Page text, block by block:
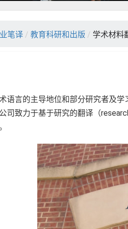
笔译 / 教育科研和出版 / 学术材料
语言的主导地位和部分研究者及
司致力于基于研究的翻译（